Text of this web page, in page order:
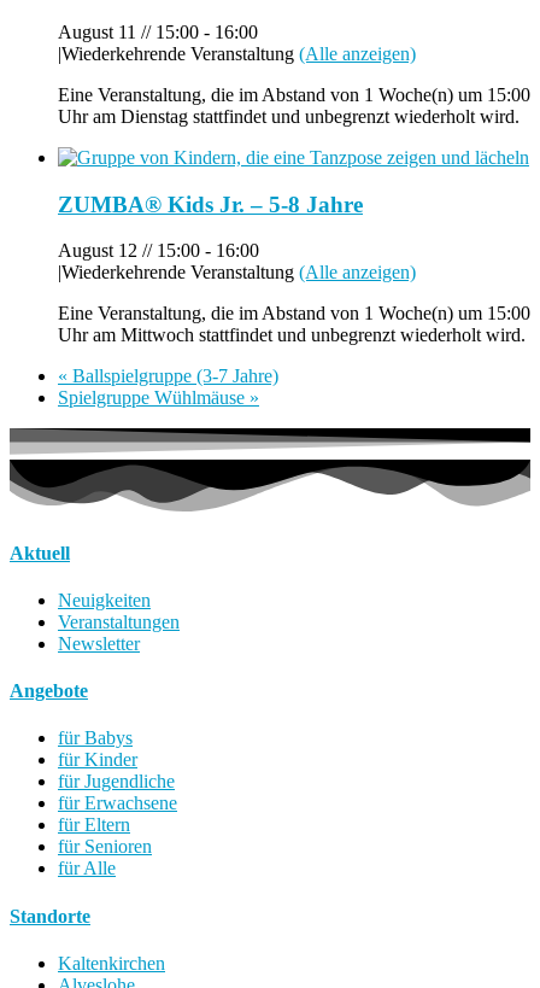
August 11 // 15:00 - 16:00
|Wiederkehrende Veranstaltung (Alle anzeigen)
Eine Veranstaltung, die im Abstand von 1 Woche(n) um 15:00
Uhr am Dienstag stattfindet und unbegrenzt wiederholt wird.
ZUMBA® Kids Jr. – 5-8 Jahre
August 12 // 15:00 - 16:00
|Wiederkehrende Veranstaltung (Alle anzeigen)
Eine Veranstaltung, die im Abstand von 1 Woche(n) um 15:00
Uhr am Mittwoch stattfindet und unbegrenzt wiederholt wird.
« Ballspielgruppe (3-7 Jahre)
Spielgruppe Wühlmäuse »
Aktuell
Neuigkeiten
Veranstaltungen
Newsletter
Angebote
für Babys
für Kinder
für Jugendliche
für Erwachsene
für Eltern
für Senioren
für Alle
Standorte
Kaltenkirchen